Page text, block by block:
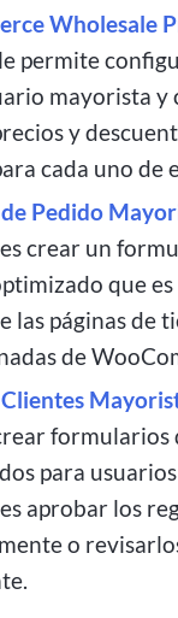
Wholesale
permite
mayorista
y
cada uno de
Pedido
crear un
que es
las páginas de
de
formularios
para
aprobar los
o